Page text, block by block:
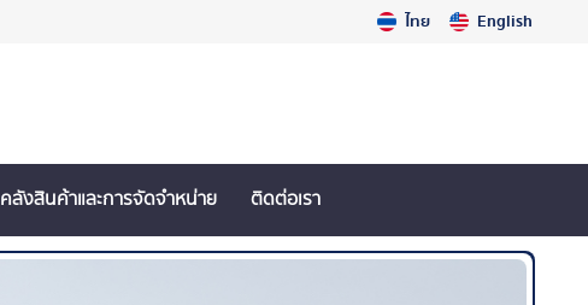
ไทย English
คลังสินค้าและการจัดจำหน่าย ติดต่อเรา